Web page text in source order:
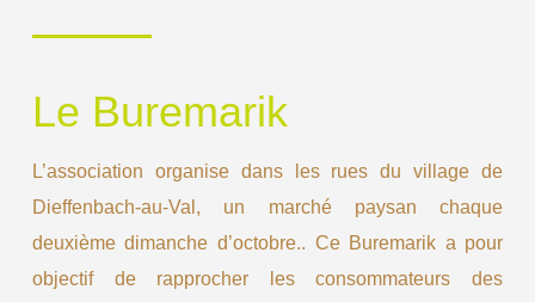
Le Buremarik
L’association organise dans les rues du village de
Dieffenbach-au-Val, un marché paysan chaque
deuxième dimanche d’octobre.. Ce Buremarik a pour
objectif de rapprocher les consommateurs des